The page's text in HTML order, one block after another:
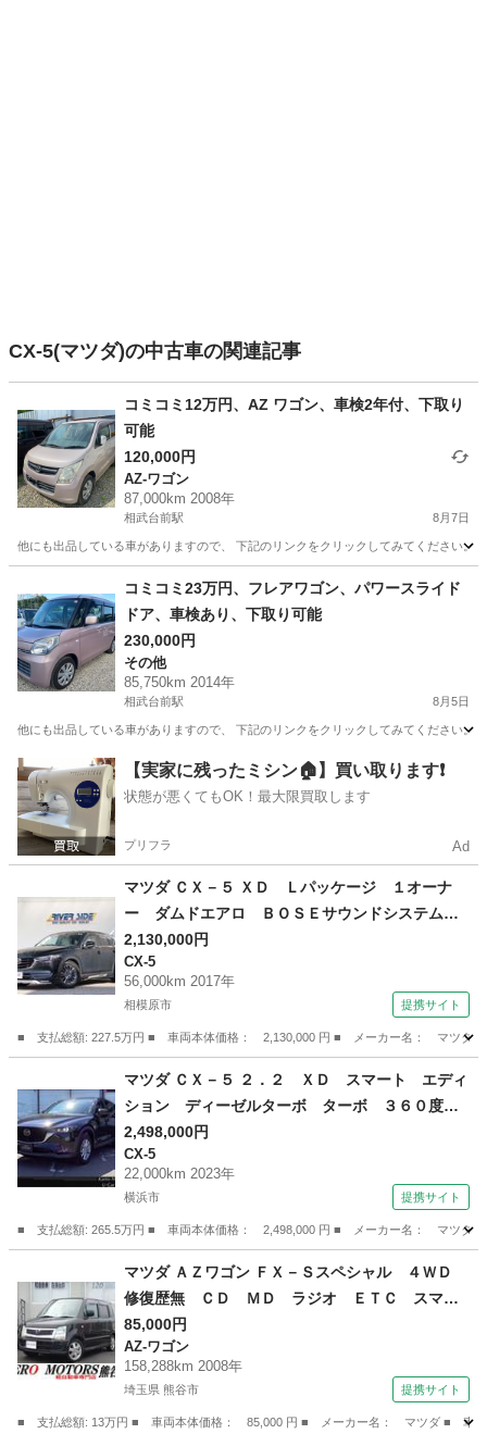
CX-5(マツダ)の中古車の関連記事
コミコミ12万円、AZ ワゴン、車検2年付、下取り
可能
120,000円
AZ-ワゴン
87,000km 2008年
相武台前駅 8月7日
他にも出品している車がありますので、 下記のリンクをクリックしてみてください。
相武台前駅
コミコミ23万円、フレアワゴン、パワースライド
ドア、車検あり、下取り可能
230,000円
その他
85,750km 2014年
相武台前駅 8月5日
他にも出品している車がありますので、 下記のリンクをクリックしてみてください。
相模原市 相武台前駅 その他 フレア
【実家に残ったミシン🏠】買い取ります❗️
状態が悪くてもOK！最大限買取します
プリフラ Ad
マツダ ＣＸ－５ ＸＤ Ｌパッケージ １オーナ
ー ダムドエアロ ＢＯＳＥサウンドシステムナ
ビフルセグＤＶＤ再生バックカメラ 革パワーシ
ートヒーター 社外マフラー 純正１７インチア
ルミ スマートキー ＬＥＤライト フォグライ
2,130,000円
CX-5
56,000km 2017年
相模原市 提携サイト
■ 支払総額: 227.5万円 ■ 車両本体価格： 2,130,000 円 ■ メーカー名： マツダ
CX-5
マツダ ＣＸ－５ ２．２ ＸＤ スマート エディ
ション ディーゼルターボ ターボ ３６０度カ
メラ ドラレコ ＥＴＣ パワーウィンドウ 前
後衝突被害軽減ブレーキ アダプティブクルー
ズ 整備記録簿 ＬＥＤライト ｉ－ｓｔｏｐ
フルセグテレビ アドバンストキー ドライブレ
コーダー （車検整備付）
2,498,000円
CX-5
22,000km 2023年
横浜市 提携サイト
■ 支払総額: 265.5万円 ■ 車両本体価格： 2,498,000 円 ■ メーカー名： マツ
CX-5
マツダ ＡＺワゴン ＦＸ－Ｓスペシャル ４ＷＤ
修復歴無 ＣＤ ＭＤ ラジオ ＥＴＣ スマー
トキー シートヒーター フルフラット ドアバ
イザー アルミホイール ベンチシート ライト
レベライザー （検9.2）
85,000円
AZ-ワゴン
158,288km 2008年
埼玉県 熊谷市 提携サイト
■ 支払総額: 13万円 ■ 車両本体価格： 85,000 円 ■ メーカー名： マツダ ■